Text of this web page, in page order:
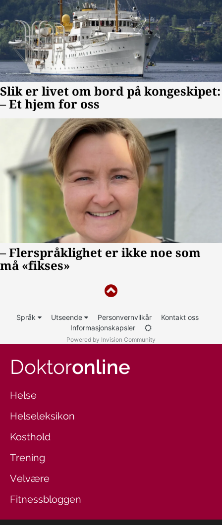
Språk Utseende Personvernvilkår
Kontakt oss
Informasjonskapsler
Powered by Invision Community
Doktoronline
Helse
Helseleksikon
Kosthold
Trening
Velvære
Fitnessbloggen